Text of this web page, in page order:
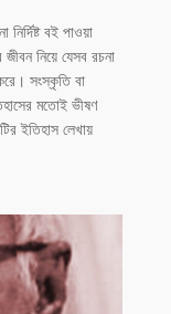
বই পাওয়া
নিয়ে যেসব রচনা
সংস্কৃতি বা
মতোই ভীষণ
ইতিহাস লেখায়